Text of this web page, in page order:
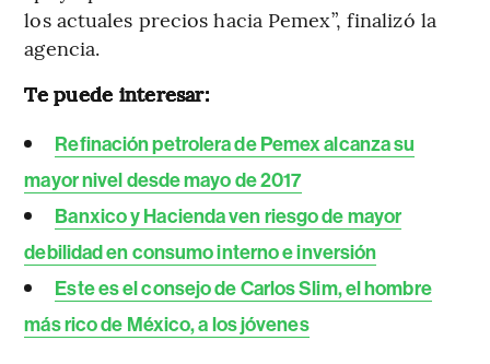
los actuales precios hacia Pemex”, finalizó la
agencia.
Te puede interesar:
Refinación petrolera de Pemex alcanza su
mayor nivel desde mayo de 2017
Banxico y Hacienda ven riesgo de mayor
debilidad en consumo interno e inversión
Este es el consejo de Carlos Slim, el hombre
más rico de México, a los jóvenes